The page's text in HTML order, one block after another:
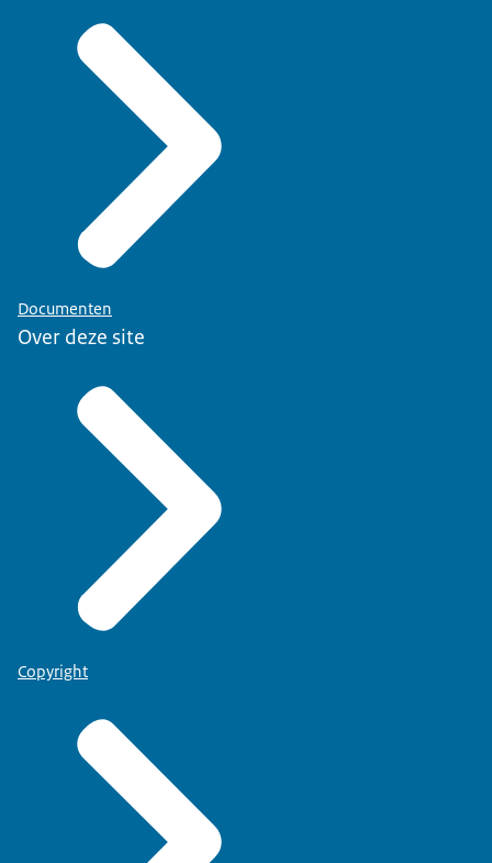
Documenten
Over deze site
Copyright